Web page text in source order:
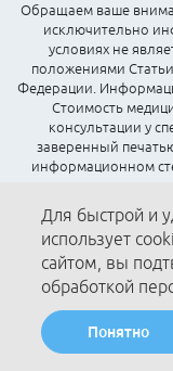
Обращаем ваше
исключительно
условиях не
положениями
Федерации.
Стоимость
консультации у
заверенный
информационном
осуществляется на
Для быстрой и
использует
сайтом, вы
обработкой
Понятно